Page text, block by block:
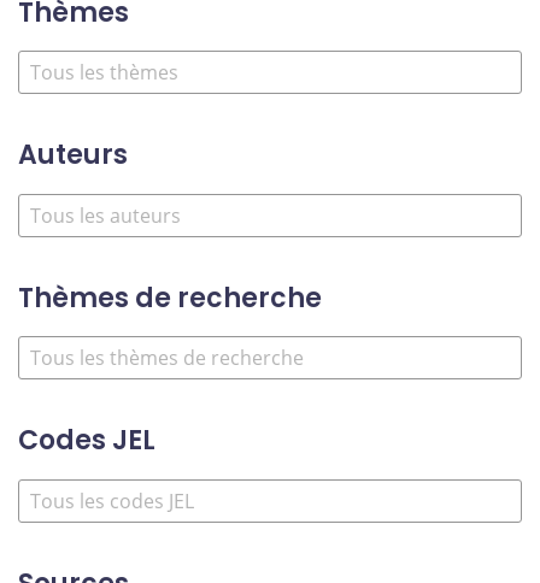
Thèmes
Auteurs
Thèmes de recherche
Codes JEL